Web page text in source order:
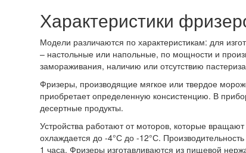
Характеристики
Модели различаются по характеристикам: для
– настольные или напольные, по мощности и
замораживания, наличию или отсутствию
Фризеры, производящие мягкое или твердое
приобретает определенную консистенцию. В
десертные продукты.
Устройства работают от моторов, которые
охлаждается до -4°С до -12°С.
1 часа. Фризеры изготавливаются из пищевой